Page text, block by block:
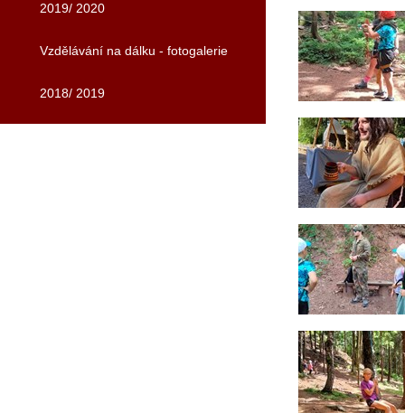
2019/ 2020
Vzdělávání na dálku - fotogalerie
2018/ 2019